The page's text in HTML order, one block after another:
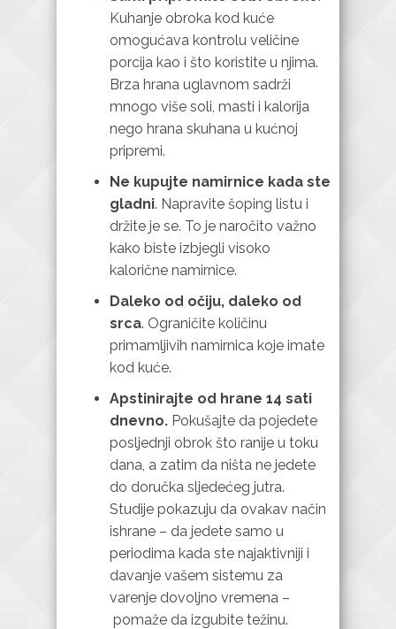
Kuhanje obroka kod kuće
omogućava kontrolu veličine
porcija kao i što koristite u njima.
Brza hrana uglavnom sadrži
mnogo više soli, masti i kalorija
nego hrana skuhana u kućnoj
pripremi.
Ne kupujte namirnice kada ste
gladni. Napravite šoping listu i
držite je se. To je naročito važno
kako biste izbjegli visoko
kalorične namirnice.
Daleko od očiju, daleko od
srca. Ograničite količinu
primamljivih namirnica koje imate
kod kuće.
Apstinirajte od hrane 14 sati
dnevno. Pokušajte da pojedete
posljednji obrok što ranije u toku
dana, a zatim da ništa ne jedete
do doručka sljedećeg jutra.
Studije pokazuju da ovakav način
ishrane – da jedete samo u
periodima kada ste najaktivniji i
davanje vašem sistemu za
varenje dovoljno vremena –
pomaže da izgubite težinu.